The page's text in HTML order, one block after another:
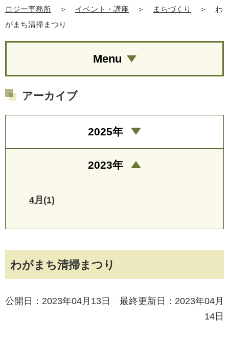
ロジー事務所
＞ イベント・講座 ＞ まちづくり ＞
わ
がまち清掃まつり
わがまち清掃まつり
公開日：2023年04月13日 最終更新日：2023年04月
14日
Menu
アーカイブ
2025年
2023年
4月(1)